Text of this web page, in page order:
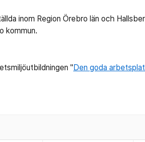
inom Region Örebro län och
kommun.
"Den goda